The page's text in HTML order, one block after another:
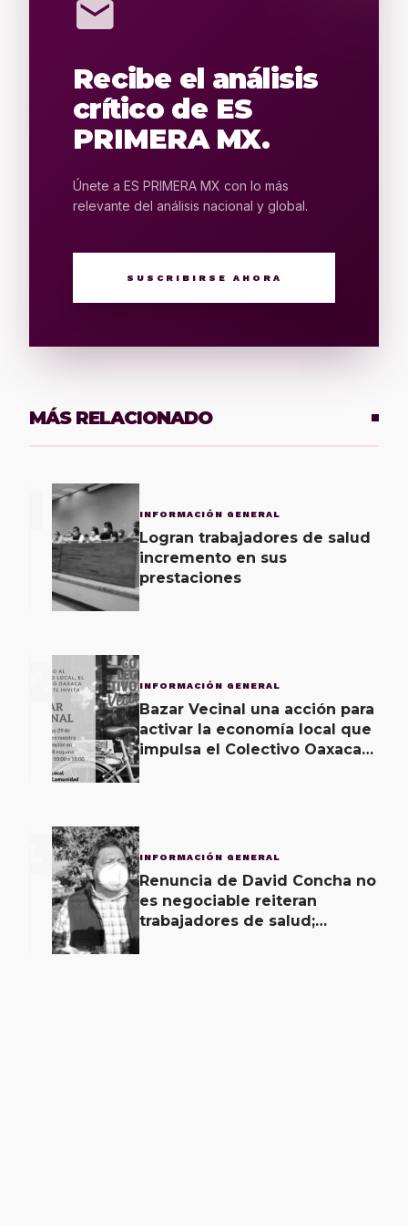
mail
Recibe el análisis
crítico de ES
PRIMERA MX.
Únete a ES PRIMERA MX con lo más
relevante del análisis nacional y global.
SUSCRIBIRSE AHORA
MÁS RELACIONADO
INFORMACIÓN GENERAL
Logran trabajadores de salud
incremento en sus
prestaciones
2 INFORMACIÓN GENERAL
Bazar Vecinal una acción para
activar la economía local que
impulsa el Colectivo Oaxaca
3 INFORMACIÓN GENERAL
Renuncia de David Concha no
es negociable reiteran
trabajadores de salud;